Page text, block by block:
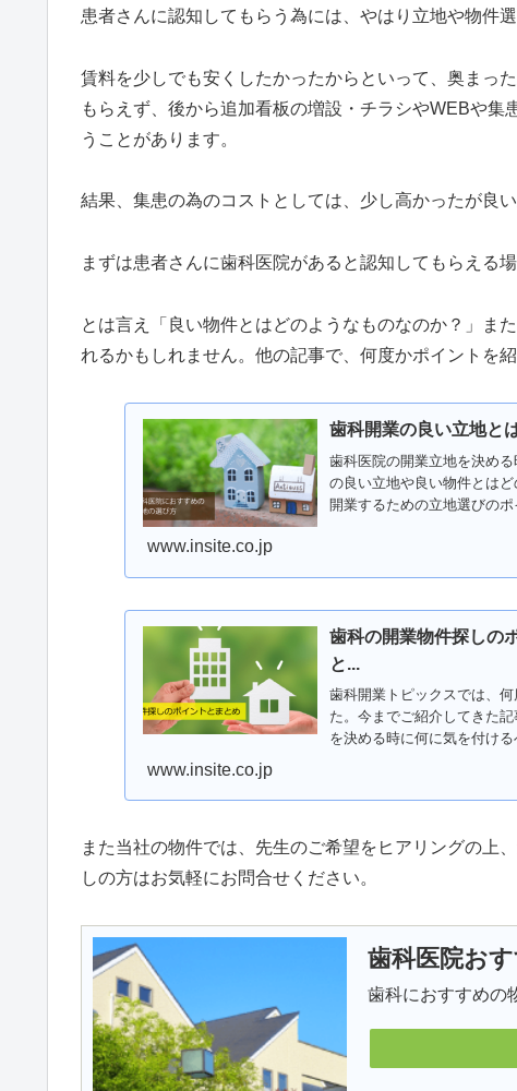
患者さんに認知してもらう為には、やはり立地や物件
賃料を少しでも安くしたかったからといって、奥まっ
もらえず、後から追加看板の増設・チラシやWEBや
うことがあります。
結果、集患の為のコストとしては、少し高かったが良
まずは患者さんに歯科医院があると認知してもらえる
とは言え「良い物件とはどのようなものなのか？」ま
れるかもしれません。他の記事で、何度かポイントを
歯科開業の良い立地と
歯科医院の開業立地を決め
の良い立地や良い物件とは
開業するための立地選びの
www.insite.co.jp
歯科の開業物件探しの
と...
歯科開業トピックスでは、
た。今までご紹介してきた
を決める時に何に気を付け
www.insite.co.jp
また当社の物件では、先生のご希望をヒアリングの上
しの方はお気軽にお問合せください。
歯科医院お
歯科におすすめの